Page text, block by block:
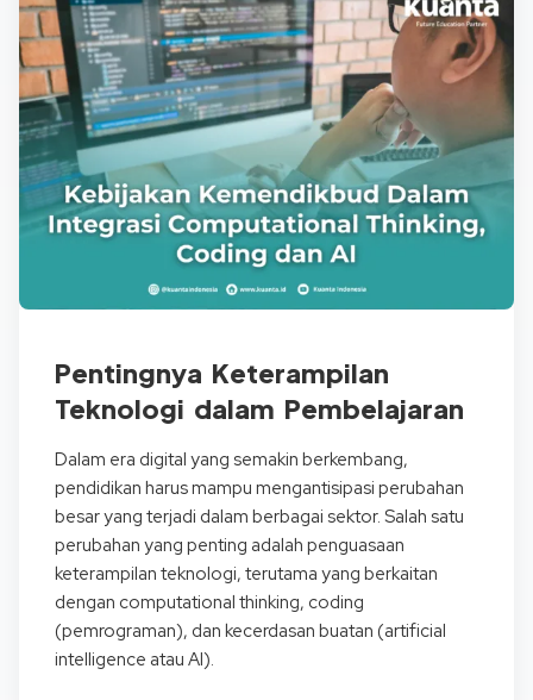
Pentingnya Keterampilan
Teknologi dalam Pembelajaran
Dalam era digital yang semakin berkembang,
pendidikan harus mampu mengantisipasi perubahan
besar yang terjadi dalam berbagai sektor. Salah satu
perubahan yang penting adalah penguasaan
keterampilan teknologi, terutama yang berkaitan
dengan computational thinking, coding
(pemrograman), dan kecerdasan buatan (artificial
intelligence atau AI).